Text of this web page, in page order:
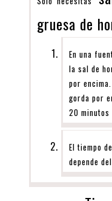
gruesa de
En una
la sal de
por
gorda por
20 minutos
El tiempo
depende